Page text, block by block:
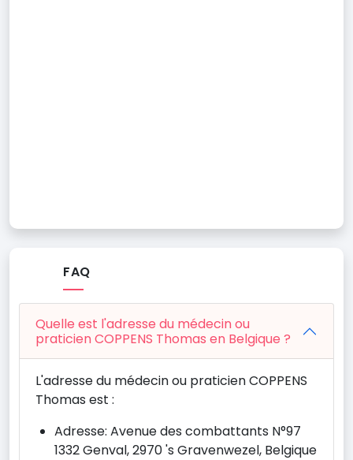
FAQ
Quelle est l'adresse du médecin ou
praticien COPPENS Thomas en Belgique ?
L'adresse du médecin ou praticien COPPENS
Thomas est :
Adresse: Avenue des combattants N°97
1332 Genval, 2970 's Gravenwezel, Belgique